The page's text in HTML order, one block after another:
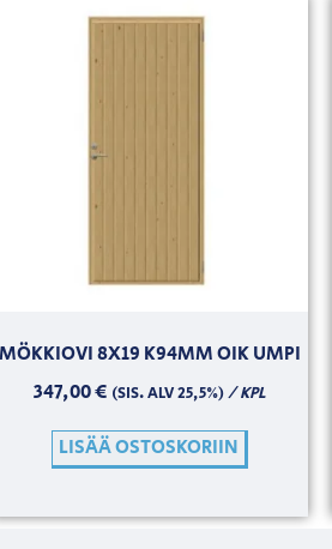
MÖKKIOVI 8X19 K94MM OIK UMPI
347,00€ (SIS. ALV 25,5%)/ KPL
LISÄÄ OSTOSKORIIN